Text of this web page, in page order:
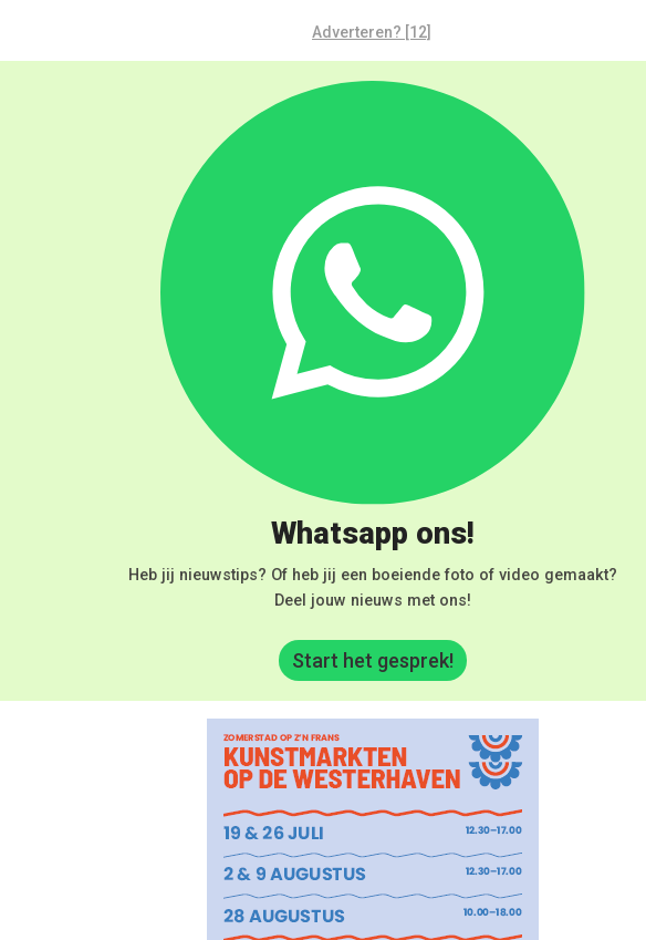
Adverteren? [12]
Whatsapp ons!
Heb jij nieuwstips? Of heb jij een boeiende foto of video gemaakt?
Deel jouw nieuws met ons!
Start het gesprek!